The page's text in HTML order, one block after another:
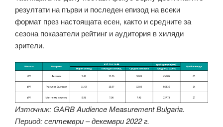
резултати на първи и последен епизод на всеки
формат през настоящата есен, както и средните за
сезона показатели рейтинг и аудитория в хиляди
зрители.
Източник: GARB Audience Measurement Bulgaria.
Период: септември – декември 2022 г.